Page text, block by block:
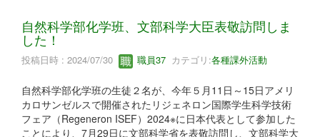
自然科学部化学班、文部科学大臣表敬訪問しま
した！
投稿日時 : 2024/07/30 職員37 カテゴリ:各種課外活動
自然科学部化学班の生徒２名が、今年５月11日～15日アメリ
カロサンゼルスで開催されたリジェネロン国際学生科学技術
フェア（Regeneron ISEF）2024※に日本代表として参加した
ことにより、7月29日に文部科学省を表敬訪問し、文部科学大